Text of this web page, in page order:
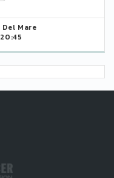
Mare